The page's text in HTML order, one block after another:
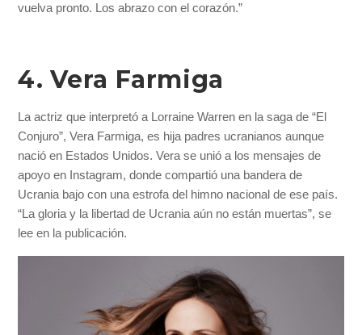
vuelva pronto. Los abrazo con el corazón.”
4. Vera Farmiga
La actriz que interpretó a Lorraine Warren en la saga de “El
Conjuro”, Vera Farmiga, es hija padres ucranianos aunque
nació en Estados Unidos. Vera se unió a los mensajes de
apoyo en Instagram, donde compartió una bandera de
Ucrania bajo con una estrofa del himno nacional de ese país.
“La gloria y la libertad de Ucrania aún no están muertas”, se
lee en la publicación.